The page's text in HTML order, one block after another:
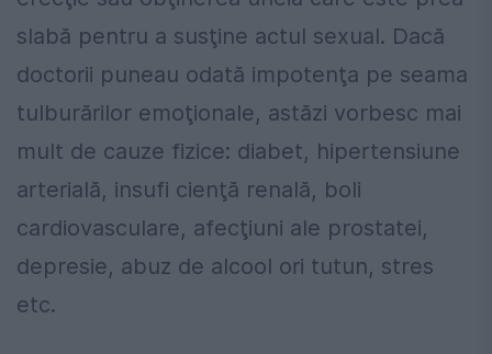
slabă pentru a susţine actul sexual. Dacă
doctorii puneau odată impotenţa pe seama
tulburărilor emoţionale, astăzi vorbesc mai
mult de cauze fizice: diabet, hipertensiune
arterială, insufi cienţă renală, boli
cardiovasculare, afecţiuni ale prostatei,
depresie, abuz de alcool ori tutun, stres
etc.